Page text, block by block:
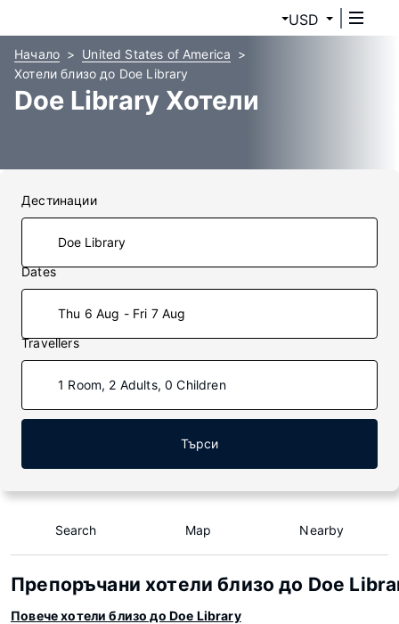
USD
Начало
United States of America
Хотели близо до Doe Library
Doe Library Хотели
Дестинации
Dates
Thu 6 Aug - Fri 7 Aug
Travellers
1 Room, 2 Adults, 0 Children
Търси
Search Map Nearby
Препоръчани хотели близо до Doe
Повече хотели близо до Doe Library